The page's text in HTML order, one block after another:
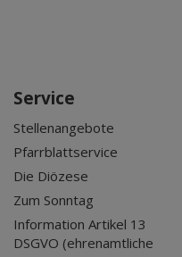
Service
Stellenangebote
Pfarrblattservice
Die Diözese
Zum Sonntag
Information Artikel 13
DSGVO (ehrenamtliche